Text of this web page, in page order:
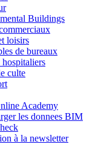
Buildings
loisirs
de bureaux
hospitaliers
culte
Academy
les donnees BIM
à la newsletter